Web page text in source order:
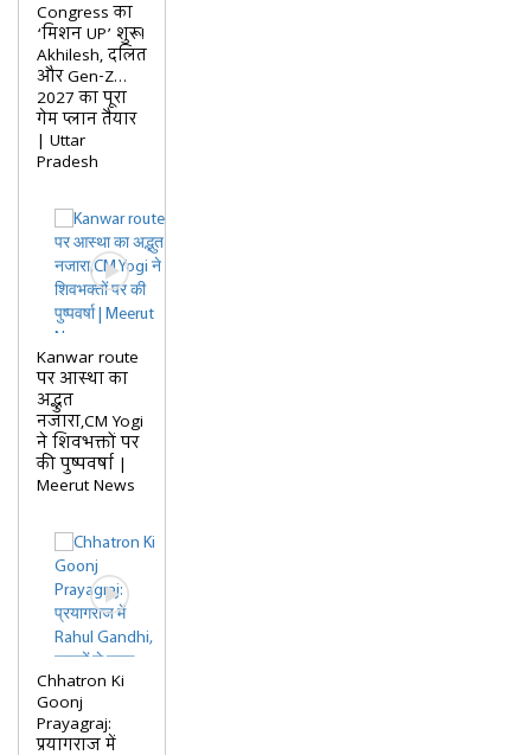
Congress का
‘मिशन UP’ शुरू!
Akhilesh, दलित
और Gen-Z…
2027 का पूरा
गेम प्लान तैयार
| Uttar
Pradesh
Kanwar route
पर आस्था का
अद्भुत
नजारा,CM Yogi
ने शिवभक्तों पर
की पुष्पवर्षा |
Meerut News
Chhatron Ki
Goonj
Prayagraj:
प्रयागराज में